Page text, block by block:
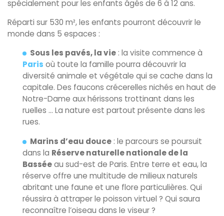
spécialement pour les enfants âgés de 6 à 12 ans.
Réparti sur 530 m², les enfants pourront découvrir le
monde dans 5 espaces :
Sous les pavés, la vie : la visite commence à
Paris où toute la famille pourra découvrir la
diversité animale et végétale qui se cache dans la
capitale. Des faucons crécerelles nichés en haut de
Notre-Dame aux hérissons trottinant dans les
ruelles … La nature est partout présente dans les
rues.
Marins d’eau douce : le parcours se poursuit
dans la Réserve naturelle nationale de la
Basséeau sud-est de Paris. Entre terre et eau, la
réserve offre une multitude de milieux naturels
abritant une faune et une flore particulières. Qui
réussira à attraper le poisson virtuel ? Qui saura
reconnaître l’oiseau dans le viseur ?